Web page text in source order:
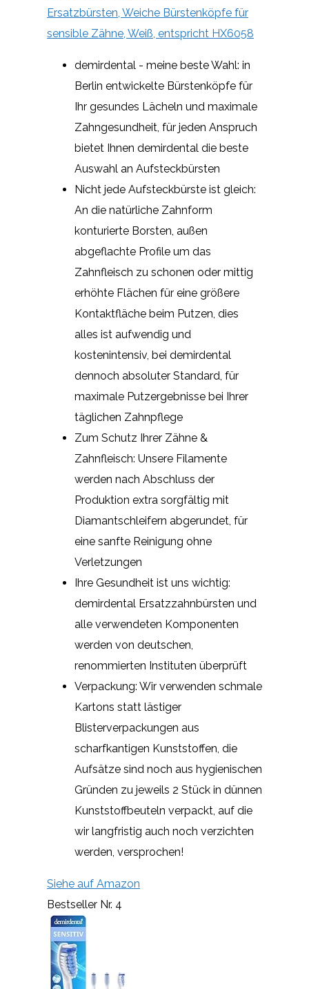
Ersatzbürsten, Weiche Bürstenköpfe für
sensible Zähne, Weiß, entspricht HX6058
demirdental - meine beste Wahl: in
Berlin entwickelte Bürstenköpfe für
Ihr gesundes Lächeln und maximale
Zahngesundheit, für jeden Anspruch
bietet Ihnen demirdental die beste
Auswahl an Aufsteckbürsten
Nicht jede Aufsteckbürste ist gleich:
An die natürliche Zahnform
konturierte Borsten, außen
abgeflachte Profile um das
Zahnfleisch zu schonen oder mittig
erhöhte Flächen für eine größere
Kontaktfläche beim Putzen, dies
alles ist aufwendig und
kostenintensiv, bei demirdental
dennoch absoluter Standard, für
maximale Putzergebnisse bei Ihrer
täglichen Zahnpflege
Zum Schutz Ihrer Zähne &
Zahnfleisch: Unsere Filamente
werden nach Abschluss der
Produktion extra sorgfältig mit
Diamantschleifern abgerundet, für
eine sanfte Reinigung ohne
Verletzungen
Ihre Gesundheit ist uns wichtig:
demirdental Ersatzzahnbürsten und
alle verwendeten Komponenten
werden von deutschen,
renommierten Instituten überprüft
Verpackung: Wir verwenden schmale
Kartons statt lästiger
Blisterverpackungen aus
scharfkantigen Kunststoffen, die
Aufsätze sind noch aus hygienischen
Gründen zu jeweils 2 Stück in dünnen
Kunststoffbeuteln verpackt, auf die
wir langfristig auch noch verzichten
werden, versprochen!
Siehe auf Amazon
Bestseller Nr. 4